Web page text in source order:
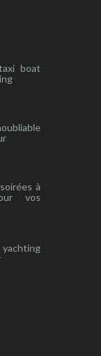
boat
à
vos
yachting